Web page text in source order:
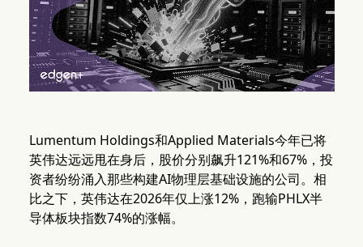
Lumentum Holdings和Applied Materials今年已将
英伟达远远甩在身后，股价分别飙升121%和67%，投
资者纷纷涌入那些构建AI物理层基础设施的公司。相
比之下，英伟达在2026年仅上涨12%，跑输PHLX半
导体板块指数74%的涨幅。